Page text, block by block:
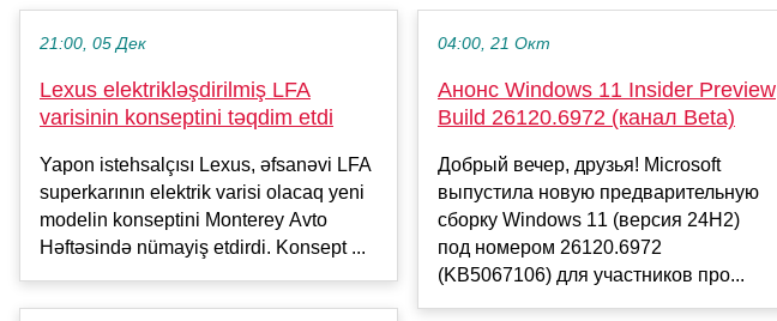
21:00, 05 Дек
Lexus elektrikləşdirilmiş LFA
varisinin konseptini təqdim etdi
Yapon istehsalçısı Lexus, əfsanəvi LFA
superkarının elektrik varisi olacaq yeni
modelin konseptini Monterey Avto
Həftəsində nümayiş etdirdi. Konsept ...
04:00, 21 Окт
Анонс Windows 11 Insider Preview
Build 26120.6972 (канал Beta)
Добрый вечер, друзья! Microsoft
выпустила новую предварительную
сборку Windows 11 (версия 24H2)
под номером 26120.6972
(KB5067106) для участников про...